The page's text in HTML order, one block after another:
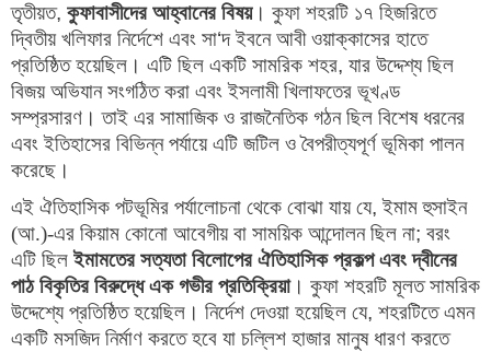
তৃতীয়ত, কুফাবাসীদের আহ্বানের বিষয়। কুফা শহরটি ১৭ হিজরিতে
দ্বিতীয় খলিফার নির্দেশে এবং সা‘দ ইবনে আবী ওয়াক্কাসের হাতে
প্রতিষ্ঠিত হয়েছিল। এটি ছিল একটি সামরিক শহর, যার উদ্দেশ্য ছিল
বিজয় অভিযান সংগঠিত করা এবং ইসলামী খিলাফতের ভূখণ্ড
সম্প্রসারণ। তাই এর সামাজিক ও রাজনৈতিক গঠন ছিল বিশেষ ধরনের
এবং ইতিহাসের বিভিন্ন পর্যায়ে এটি জটিল ও বৈপরীত্যপূর্ণ ভূমিকা পালন
করেছে।
এই ঐতিহাসিক পটভূমির পর্যালোচনা থেকে বোঝা যায় যে, ইমাম হুসাইন
(আ.)-এর কিয়াম কোনো আবেগীয় বা সাময়িক আন্দোলন ছিল না; বরং
এটি ছিল ইমামতের সত্যতা বিলোপের ঐতিহাসিক প্রকল্প এবং দ্বীনের
পাঠ বিকৃতির বিরুদ্ধে এক গভীর প্রতিক্রিয়া। কুফা শহরটি মূলত সামরিক
উদ্দেশ্যে প্রতিষ্ঠিত হয়েছিল। নির্দেশ দেওয়া হয়েছিল যে, শহরটিতে এমন
একটি মসজিদ নির্মাণ করতে হবে যা চল্লিশ হাজার মানুষ ধারণ করতে